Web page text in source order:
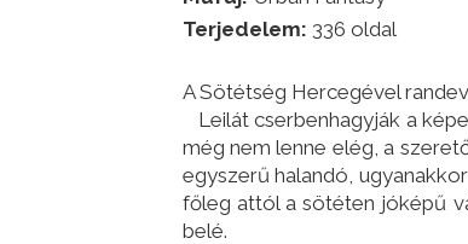
Terjedelem: 336 oldal
A Sötétség Hercegével
Leilát cserbenhagyják a
még nem lenne elég, a
egyszerű halandó,
főleg attól a sötéten jóképű
belé.